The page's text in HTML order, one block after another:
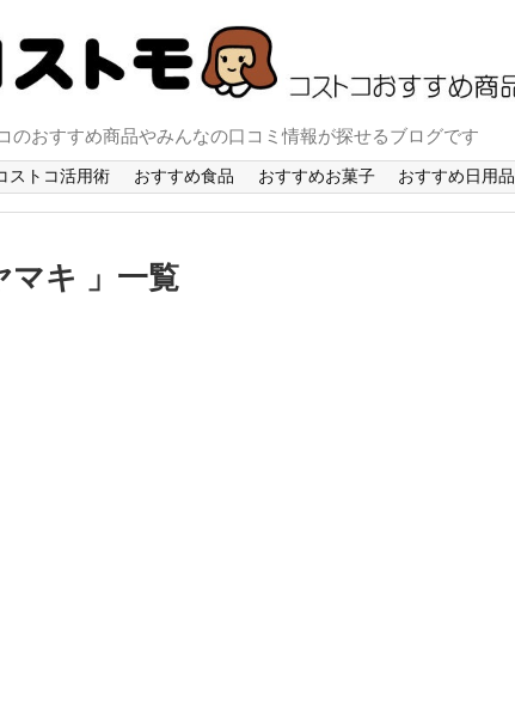
のおすすめ商品やみんなの口コミ情報が探せるブログです
ストコ活用術 おすすめ食品 おすすめお菓子 おすすめ日用品
マキ 一覧